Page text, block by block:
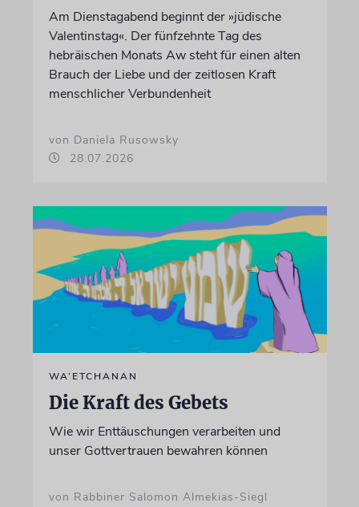
Am Dienstagabend beginnt der »jüdische
Valentinstag«. Der fünfzehnte Tag des
hebräischen Monats Aw steht für einen alten
Brauch der Liebe und der zeitlosen Kraft
menschlicher Verbundenheit
von Daniela Rusowsky
28.07.2026
WA’ETCHANAN
Die Kraft des Gebets
Wie wir Enttäuschungen verarbeiten und
unser Gottvertrauen bewahren können
von Rabbiner Salomon Almekias-Siegl